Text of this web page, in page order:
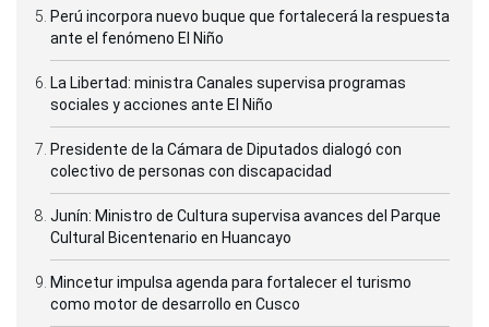
Perú incorpora nuevo buque que fortalecerá la respuesta
ante el fenómeno El Niño
La Libertad: ministra Canales supervisa programas
sociales y acciones ante El Niño
Presidente de la Cámara de Diputados dialogó con
colectivo de personas con discapacidad
Junín: Ministro de Cultura supervisa avances del Parque
Cultural Bicentenario en Huancayo
Mincetur impulsa agenda para fortalecer el turismo
como motor de desarrollo en Cusco